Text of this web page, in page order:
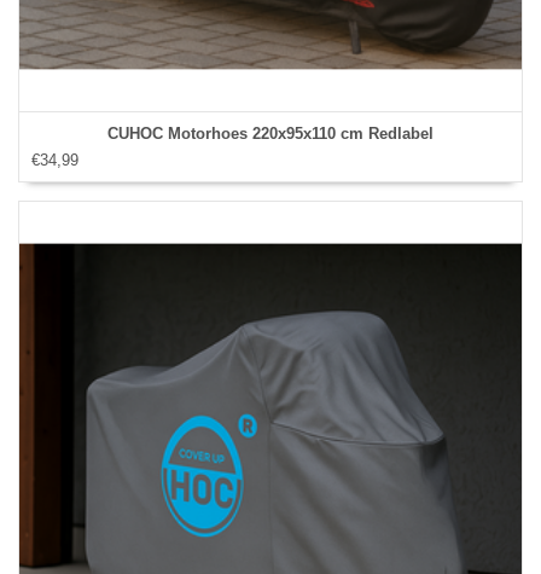
CUHOC Motorhoes 220x95x110 cm Redlabel
€34,99